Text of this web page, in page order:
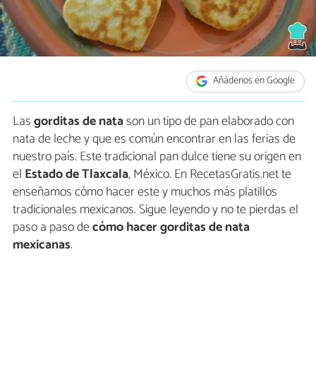
Añádenos en Google
Lasgorditas de natason un tipo de pan elaborado con
nata de leche y que es común encontrar en las ferias de
nuestro país. Este tradicional pan dulce tiene su origen en
el Estado deTlaxcala, México. En RecetasGratis.net te
enseñamos cómo hacer este y muchos más platillos
tradicionales mexicanos. Sigue leyendo y no te pierdas el
paso a paso decómo hacer gorditas de nata
mexicanas.